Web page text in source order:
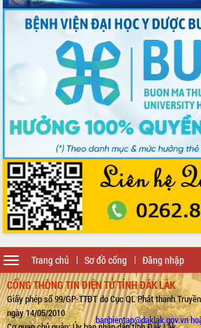
Trang chủ Sơ đồ cổng Đăng nhập
Toggle
navigation
CỔNG THÔNG TIN ĐIỆN TỬ TỈNH ĐẮK LẮK
Giấy phép số 99/GP-TTĐT do Cục QL Phát thanh
ngày 14/05/2010
banbientap@daklak.gov.vn